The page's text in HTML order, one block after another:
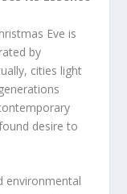
Eve is
by
cities light
desire to
environmental